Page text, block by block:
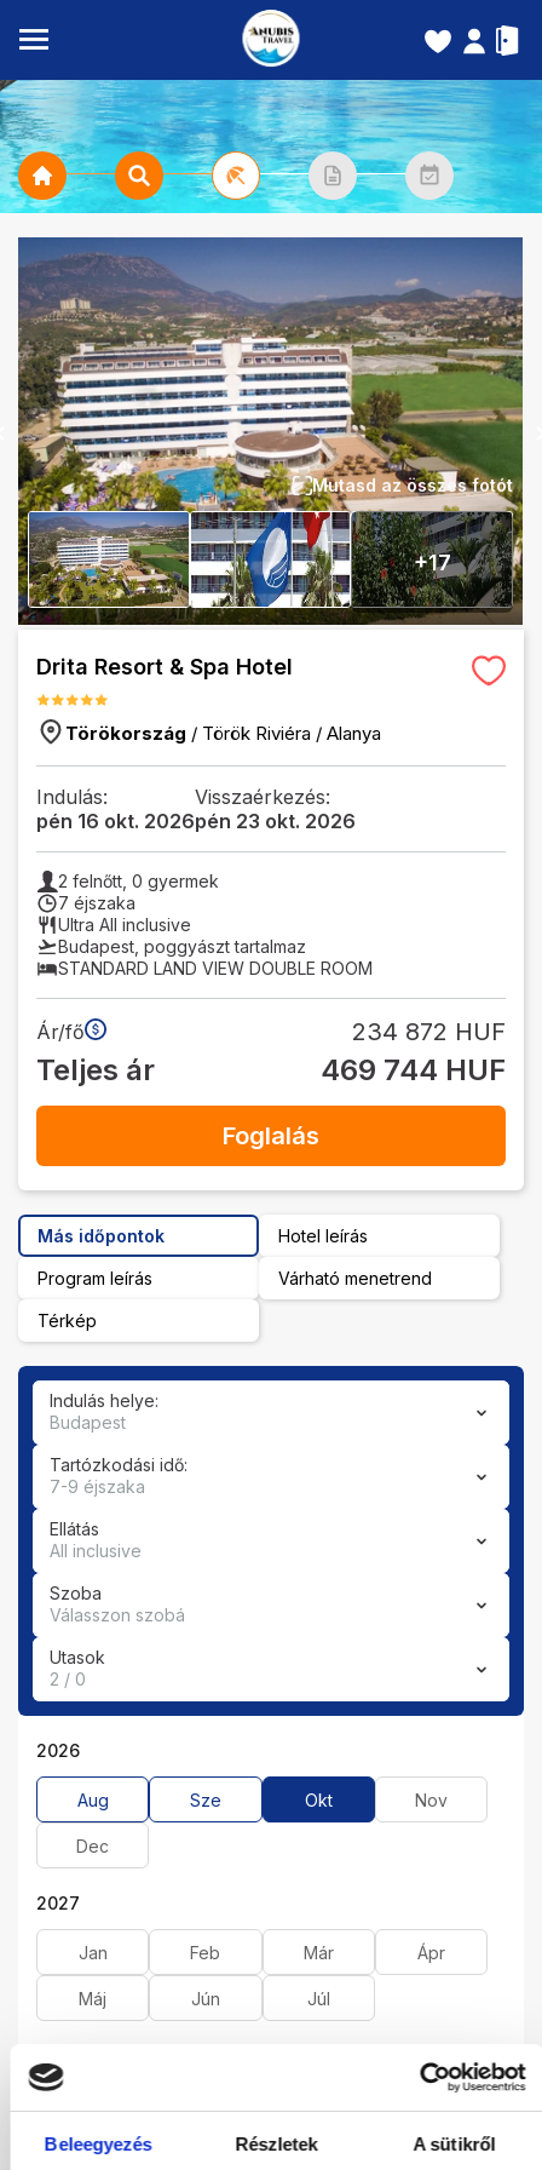
Beleegyezés Részletek A sütikről
Mutasd az összes fotót
+17
Drita Resort & Spa Hotel
Törökország / Török Riviéra / Alanya
Indulás:
pén 16 okt. 2026
Visszaérkezés:
pén 23 okt. 2026
2 felnőtt, 0 gyermek
7 éjszaka
Ultra All inclusive
Budapest poggyászt tartalmaz
STANDARD LAND VIEW DOUBLE ROOM
Ár/fő 234 872 HUF
Teljes ár 469 744 HUF
Foglalás
Más időpontok Hotel leírás
Program leírás Várható menetrend
Térkép
Indulás helye:
Budapest
Tartózkodási idő:
7-9 éjszaka
Ellátás
All inclusive
Szoba
Válasszon szobá
Utasok
2 / 0
2026
Aug Sze Okt Nov
Dec
2027
Jan Feb Már Ápr
Máj Jún Júl
01.10.2026
Ultra All Inclusive